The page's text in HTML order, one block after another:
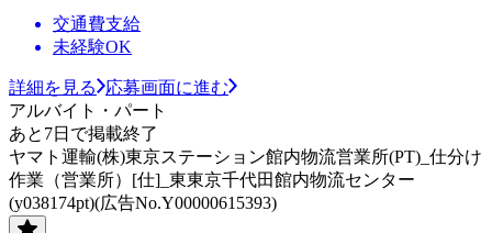
交通費支給
未経験OK
詳細を見る
応募画面に進む
アルバイト・パート
あと7日で掲載終了
ヤマト運輸(株)東京ステーション館内物流営業所(PT)_仕分け
作業（営業所）[仕]_東東京千代田館内物流センター
(y038174pt)(広告No.Y00000615393)